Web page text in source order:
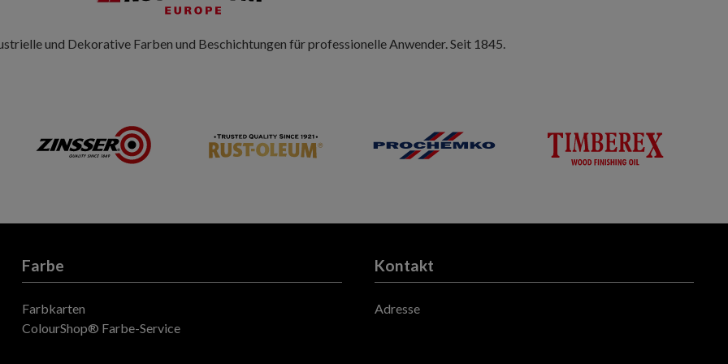
und Dekorative Farben und Beschichtungen für professionelle Anwender. Seit 1845.
Farbe
Farbkarten
ColourShop® Farbe-Service
Kontakt
Adresse